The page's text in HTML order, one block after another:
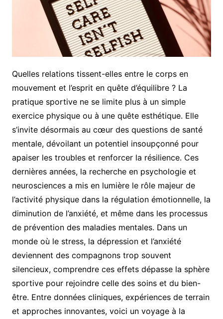
Quelles relations tissent-elles entre le corps en
mouvement et l’esprit en quête d’équilibre ? La
pratique sportive ne se limite plus à un simple
exercice physique ou à une quête esthétique. Elle
s’invite désormais au cœur des questions de santé
mentale, dévoilant un potentiel insoupçonné pour
apaiser les troubles et renforcer la résilience. Ces
dernières années, la recherche en psychologie et
neurosciences a mis en lumière le rôle majeur de
l’activité physique dans la régulation émotionnelle, la
diminution de l’anxiété, et même dans les processus
de prévention des maladies mentales. Dans un
monde où le stress, la dépression et l’anxiété
deviennent des compagnons trop souvent
silencieux, comprendre ces effets dépasse la sphère
sportive pour rejoindre celle des soins et du bien-
être. Entre données cliniques, expériences de terrain
et approches innovantes, voici un voyage à la